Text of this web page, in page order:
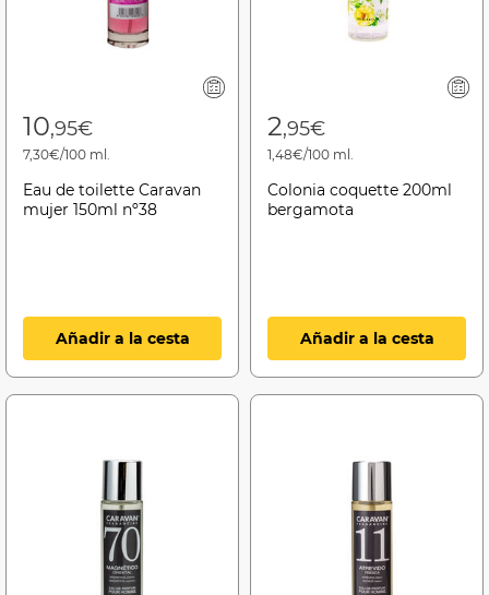
10,95€
7,30€/100 ml.
Eau de toilette Caravan
mujer 150ml nº38
Añadir a la cesta
2,95€
1,48€/100 ml.
Colonia coquette 200ml
bergamota
Añadir a la cesta